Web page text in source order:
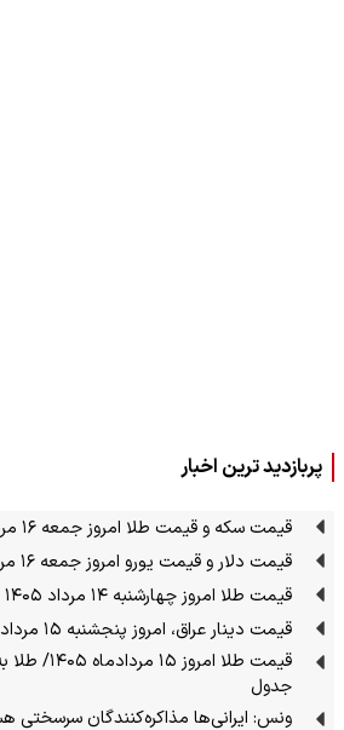
پربازدید ترین اخبار
قیمت سکه و قیمت طلا امروز جمعه ۱۶ مرداد ۱۴۰۵ + جدول
قیمت دلار و قیمت یورو امروز جمعه ۱۶ مرداد ۱۴۰۵ + جدول
قیمت طلا امروز چهارشنبه ۱۴ مرداد ۱۴۰۵ / طلای ۱۸ عیار امروز چند؟
قیمت دینار عراق، امروز پنجشنبه ۱۵ مرداد ۱۴۰۵
قیمت طلا
جدول
ونس: ایرانی‌ها مذاکره‌کنندگان سرسختی